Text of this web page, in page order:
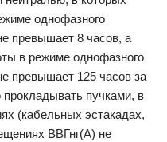
однофазного
превышает 8 часов, а
в режиме однофазного
превышает 125 часов за
пучками, в
(кабельных эстакадах,
ВВГнг(А) не